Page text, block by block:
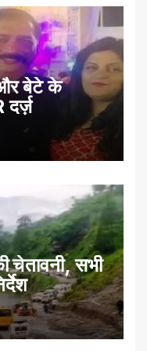
और बेटे के
दर्ज़
चेतावनी, सभी